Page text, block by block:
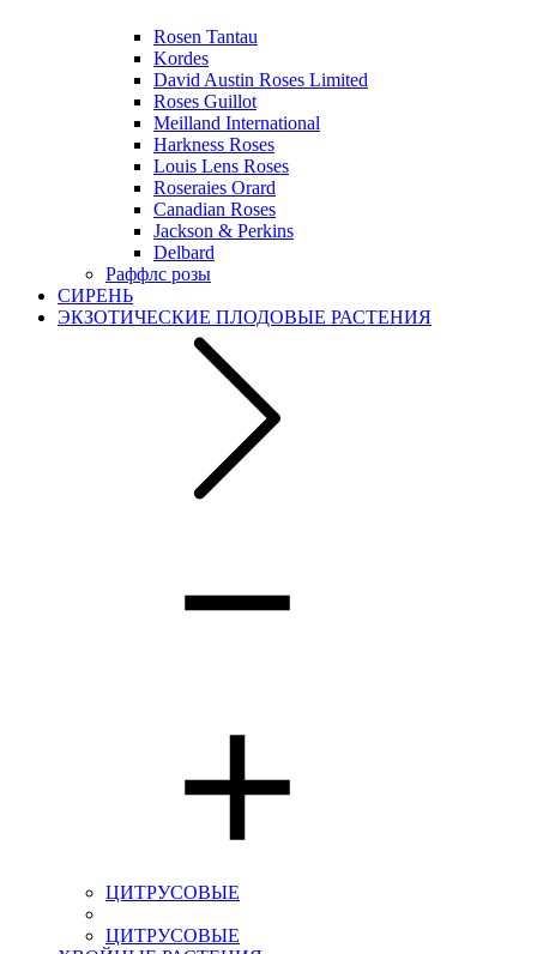
Rosen Tantau
Kordes
David Austin Roses Limited
Roses Guillot
Meilland International
Harkness Roses
Louis Lens Roses
Roseraies Orard
Canadian Roses
Jackson & Perkins
Delbard
Раффлс розы
СИРЕНЬ
ЭКЗОТИЧЕСКИЕ ПЛОДОВЫЕ РАСТЕНИЯ
ЦИТРУСОВЫЕ
ЦИТРУСОВЫЕ